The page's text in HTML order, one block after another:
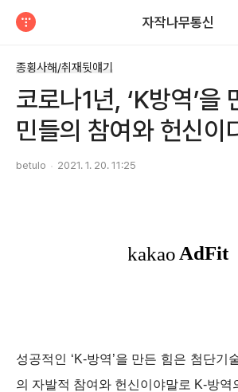
자작나무통신
종횡사해/취재뒷얘기
코로나1년, ‘K방역’을
민들의 참여와 헌신이
betulo 2021. 1. 20. 11:25
성공적인 ‘K-방역’을 만든 힘은 첨단기
의 자발적 참여와 헌신이야말로 K-방역